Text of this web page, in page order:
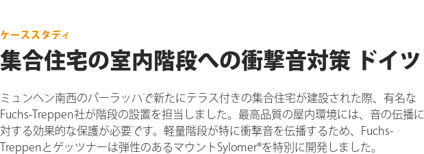
ケーススタディ
集合住宅の室内階段への衝撃音対策 ドイツ
ミュンヘン南西のパーラッハで新たにテラス付きの集合住宅が建設された際、有名な
Fuchs-Treppen社が階段の設置を担当しました。最高品質の屋内環境には、音の伝播に
対する効果的な保護が必要です。軽量階段が特に衝撃音を伝播するため、Fuchs-
Treppenとゲッツナーは弾性のあるマウントSylomer®を特別に開発しました。